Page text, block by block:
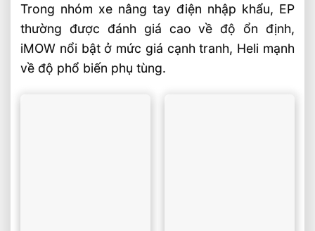
Trong nhóm xe nâng tay điện nhập khẩu, EP
thường được đánh giá cao về độ ổn định,
iMOW nổi bật ở mức giá cạnh tranh, Heli mạnh
về độ phổ biến phụ tùng.